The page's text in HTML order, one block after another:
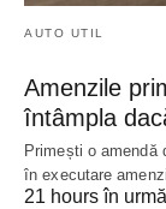
AUTO UTIL
Amenzile
întâmpla
Primești o amendă
în executare
21 hours în urmă